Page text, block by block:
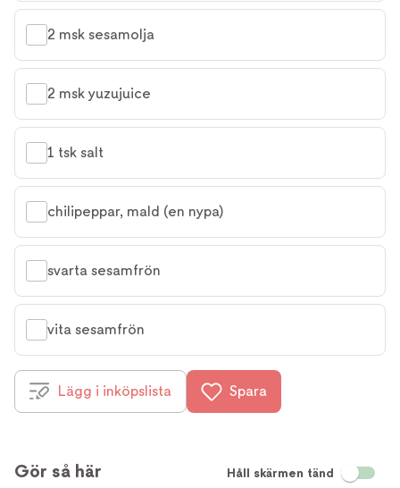
2 msk sesamolja
2 msk yuzujuice
1 tsk salt
chilipeppar, mald (en nypa)
svarta sesamfrön
vita sesamfrön
Lägg i inköpslista Spara
Gör så här Håll skärmen tänd